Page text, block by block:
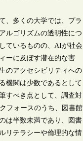
、多くの大学では、プラ
ルゴリズムの透明性につ
ているものの、AIが社会
ーに及ぼす潜在的な害
のアクセシビリティへの
機関は少数であるとして
すべき点として、調査対
フォースのうち、図書館
は半数未満であり、図書
リテラシーや倫理的な情